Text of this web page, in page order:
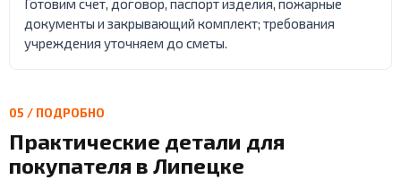
Готовим счет, договор, паспорт изделия, пожарные
документы и закрывающий комплект; требования
учреждения уточняем до сметы.
05 / ПОДРОБНО
Практические детали для
покупателя в Липецке